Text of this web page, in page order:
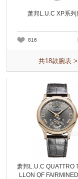
萧邦L.U.C XP系列
816
共18款腕表 >
萧邦L.U.C QUATTRO
LLON QF